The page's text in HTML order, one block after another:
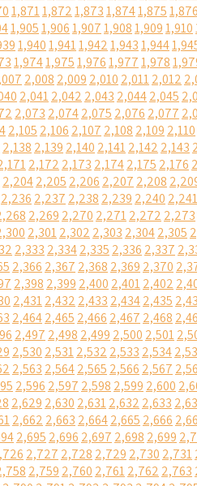
1,8711,8721,8731,8741,8751,876
1,9051,9061,9071,9081,9091,910
1,9401,9411,9421,9431,944
1,9741,9751,9761,9771,978
2,008 2,009 2,010 2,0112,012
2,0412,042 2,043 2,0442,045
2,073 2,0742,075 2,076 2,077
2,105 2,106 2,107 2,108 2,109 2,110
2,138 2,139 2,140 2,1412,142 2,143
2,172 2,173 2,1742,175 2,176
2,2042,205 2,206 2,207 2,208
2,236 2,237 2,238 2,239 2,240 2,241
2,269 2,270 2,2712,272 2,273
2,3012,302 2,303 2,3042,305
2,333 2,3342,335 2,336 2,337
2,366 2,367 2,368 2,369 2,370
2,398 2,399 2,400 2,4012,402
2,4312,432 2,433 2,4342,435
2,4642,465 2,466 2,467 2,468
2,497 2,498 2,499 2,500 2,501
2,530 2,5312,532 2,533 2,534
2,563 2,5642,565 2,566 2,567
2,596 2,597 2,598 2,599 2,600
2,629 2,630 2,6312,632 2,633
2,662 2,663 2,6642,665 2,666
2,695 2,696 2,697 2,698 2,699
2,727 2,728 2,729 2,730 2,731
2,759 2,760 2,7612,762 2,763